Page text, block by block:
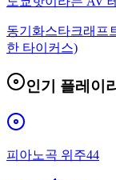
동기화스타크래프
한 타이커스)
인기 플레이
피아노곡 위주44